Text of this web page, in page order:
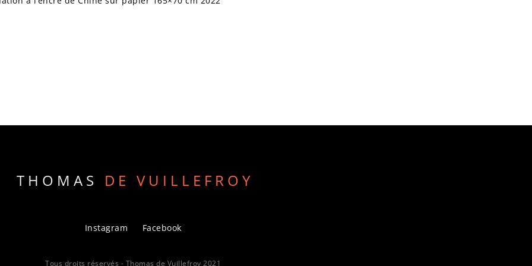
THOMAS DE VUILLEFROY
Instagram Facebook
Tous droits réservés - Thomas de Vuillefroy 2021